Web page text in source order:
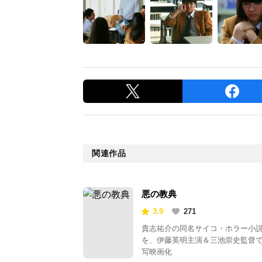
関連作品
悪の教典
3.9
271
貴志祐介の同名サイコ・ホラー小
を、伊藤英明主演＆三池崇史監督
写映画化